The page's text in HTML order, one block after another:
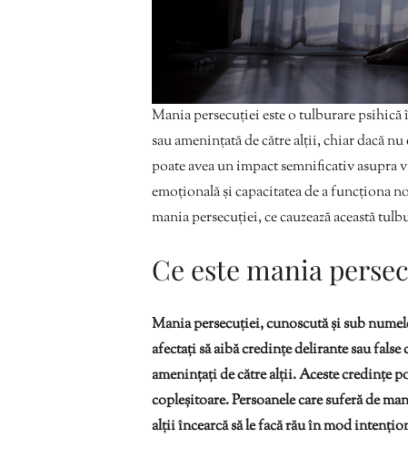
Mania persecuției este o tulburare psihică
sau amenințată de către alții, chiar dacă
poate avea un impact semnificativ asupra
emoțională și capacitatea de a funcționa
mania persecuției, ce cauzează această
Ce este mania
Mania persecuției, cunoscută și sub
afectați să aibă credințe delirante sau
amenințați de către alții. Aceste credințe
copleșitoare. Persoanele care suferă de
alții încearcă să le facă rău în mod